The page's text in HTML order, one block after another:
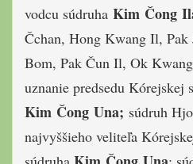
vodcu súdruha Kim Čong
Čchan, Hong Kwang Il, Pak
Bom, Pak Čun Il, Ok
uznanie predsedu Kórejskej
Kim Čong Una; súdruh
najvyššieho veliteľa